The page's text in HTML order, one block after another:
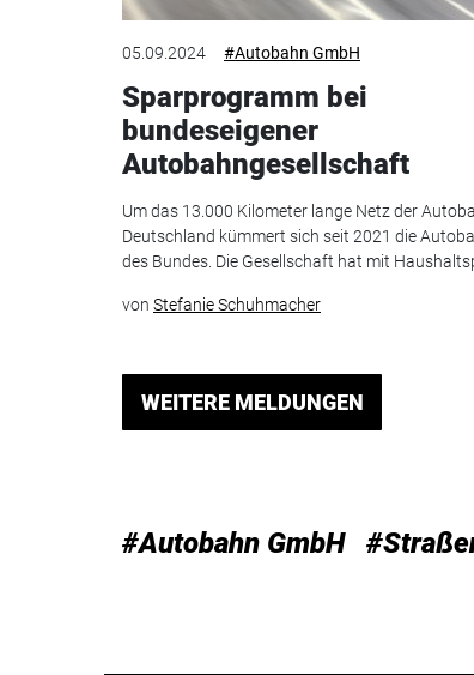
05.09.2024 #Autobahn GmbH
Sparprogramm bei
bundeseigener
Autobahngesellschaft
Um das 13.000 Kilometer lange Netz der
Deutschland kümmert sich seit 2021 die
des Bundes. Die Gesellschaft hat mit
von Stefanie Schuhmacher
WEITERE MELDUNGEN
#Autobahn GmbH